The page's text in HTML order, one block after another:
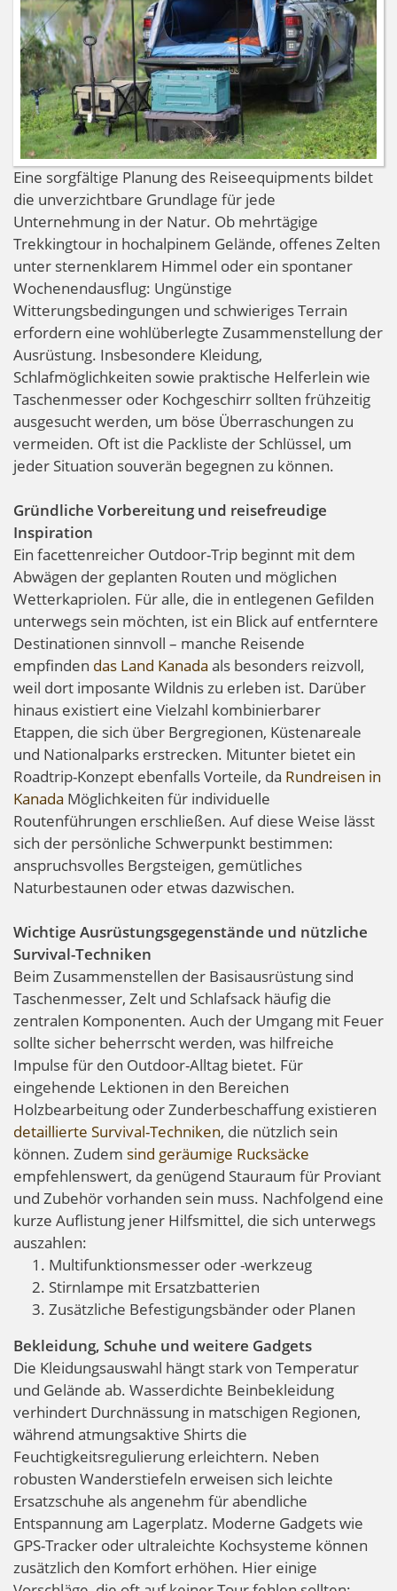
Eine sorgfältige Planung des Reiseequipments bildet
die unverzichtbare Grundlage für jede
Unternehmung in der Natur. Ob mehrtägige
Trekkingtour in hochalpinem Gelände, offenes Zelten
unter sternenklarem Himmel oder ein spontaner
Wochenendausflug: Ungünstige
Witterungsbedingungen und schwieriges Terrain
erfordern eine wohlüberlegte Zusammenstellung der
Ausrüstung. Insbesondere Kleidung,
Schlafmöglichkeiten sowie praktische Helferlein wie
Taschenmesser oder Kochgeschirr sollten frühzeitig
ausgesucht werden, um böse Überraschungen zu
vermeiden. Oft ist die Packliste der Schlüssel, um
jeder Situation souverän begegnen zu können.
Gründliche Vorbereitung und reisefreudige
Inspiration
Ein facettenreicher Outdoor-Trip beginnt mit dem
Abwägen der geplanten Routen und möglichen
Wetterkapriolen. Für alle, die in entlegenen Gefilden
unterwegs sein möchten, ist ein Blick auf entferntere
Destinationen sinnvoll – manche Reisende
empfinden das Land Kanada als besonders reizvoll,
weil dort imposante Wildnis zu erleben ist. Darüber
hinaus existiert eine Vielzahl kombinierbarer
Etappen, die sich über Bergregionen, Küstenareale
und Nationalparks erstrecken. Mitunter bietet ein
Roadtrip-Konzept ebenfalls Vorteile, da Rundreisen in
Kanada Möglichkeiten für individuelle
Routenführungen erschließen. Auf diese Weise lässt
sich der persönliche Schwerpunkt bestimmen:
anspruchsvolles Bergsteigen, gemütliches
Naturbestaunen oder etwas dazwischen.
Wichtige Ausrüstungsgegenstände und nützliche
Survival-Techniken
Beim Zusammenstellen der Basisausrüstung sind
Taschenmesser, Zelt und Schlafsack häufig die
zentralen Komponenten. Auch der Umgang mit Feuer
sollte sicher beherrscht werden, was hilfreiche
Impulse für den Outdoor-Alltag bietet. Für
eingehende Lektionen in den Bereichen
Holzbearbeitung oder Zunderbeschaffung existieren
detaillierte Survival-Techniken, die nützlich sein
können. Zudem sind geräumige Rucksäcke
empfehlenswert, da genügend Stauraum für Proviant
und Zubehör vorhanden sein muss. Nachfolgend eine
kurze Auflistung jener Hilfsmittel, die sich unterwegs
auszahlen:
Multifunktionsmesser oder -werkzeug
Stirnlampe mit Ersatzbatterien
Zusätzliche Befestigungsbänder oder Planen
Bekleidung, Schuhe und weitere Gadgets
Die Kleidungsauswahl hängt stark von Temperatur
und Gelände ab. Wasserdichte Beinbekleidung
verhindert Durchnässung in matschigen Regionen,
während atmungsaktive Shirts die
Feuchtigkeitsregulierung erleichtern. Neben
robusten Wanderstiefeln erweisen sich leichte
Ersatzschuhe als angenehm für abendliche
Entspannung am Lagerplatz. Moderne Gadgets wie
GPS-Tracker oder ultraleichte Kochsysteme können
zusätzlich den Komfort erhöhen. Hier einige